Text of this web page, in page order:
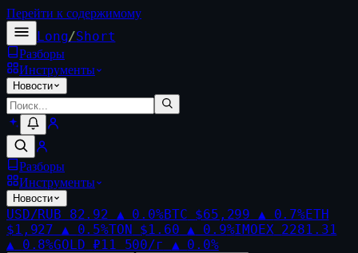
Перейти к содержимому
Long/Short
Разборы
Инструменты
Новости
Разборы
Инструменты
Новости
USD/RUB 82.92 ▲ 0.0%BTC $65,299 ▲ 0.7%ETH
$1,927 ▲ 0.5%TON $1.60 ▲ 0.9%IMOEX 2281.31
▲
0.8%GOLD ₽11 500/г ▲ 0.0%